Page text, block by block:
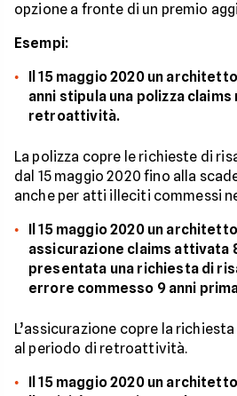
opzione a fronte di un premio
Esempi:
Il 15 maggio 2020 un
anni stipula una polizza
retroattività.
La polizza copre le richieste di
dal 15 maggio 2020 fino alla
anche per atti illeciti commessi
Il 15 maggio 2020 un
assicurazione claims attivata
presentata una richiesta di
errore commesso 9 anni
L’assicurazione copre la
al periodo di retroattività.
Il 15 maggio 2020 un